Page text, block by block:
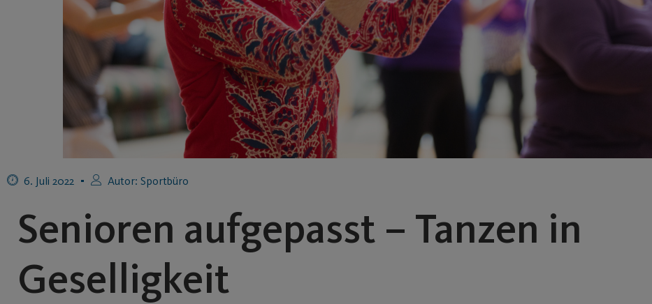
6. Juli 2022 Autor: Sportbüro
Senioren aufgepasst – Tanzen in
Geselligkeit